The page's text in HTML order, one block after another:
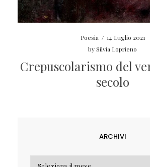
Poesia / 14 Luglio 2021
bySilvia Loprieno
Crepuscolarismo del
secolo
ARCHIVI
Archivi